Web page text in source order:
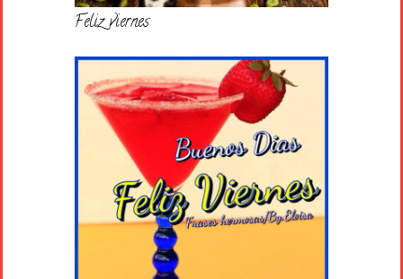
Feliz viernes